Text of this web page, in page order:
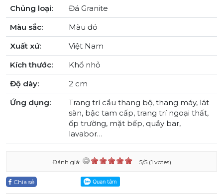
Chủng loại:
Đá Granite
Màu sắc:
Màu đỏ
Xuất xứ:
Việt Nam
Kích thước:
Khổ nhỏ
Độ dày:
2 cm
Ứng dụng:
Trang trí cầu thang bộ, thang máy, lát
sàn, bậc tam cấp, trang trí ngoại thất,
ốp trường, mặt bếp, quầy bar,
lavabor…
Đánh giá: 5/5 (1 votes)
Chia sẻ